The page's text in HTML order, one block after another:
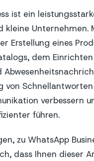
ist ein
kleine Unternehmen.
Erstellung eines
dem
von Schnellantworten
verbessern
führen.
zu WhatsApp
dass Ihnen dieser